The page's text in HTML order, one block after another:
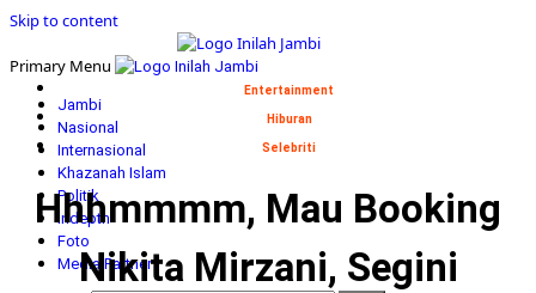
Skip to content
Primary Menu
Jambi
Nasional
Internasional
Khazanah Islam
Politik
Indepth
Foto
Media Partner
Entertainment
Hiburan
Selebriti
Hhhmmmm, Mau Booking
Nikita Mirzani, Segini